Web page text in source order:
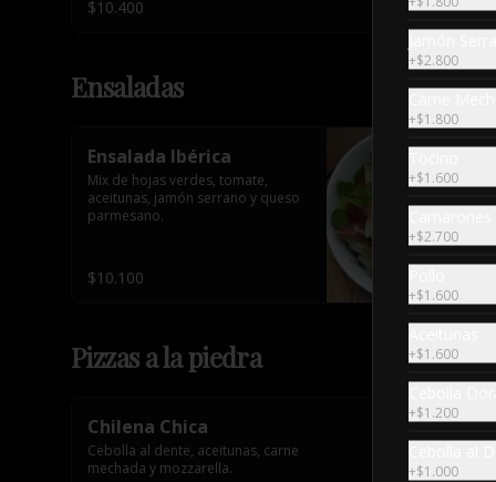
$10.400
Ensaladas
Ensalada Ibérica
Mix de hojas verdes, tomate,
aceitunas, jamón serrano y queso
parmesano.
$10.100
Pizzas a la piedra
Chilena Chica
Cebolla al dente, aceitunas, carne
mechada y mozzarella.
+$2.800
+$1.800
+$1.600
+$2.700
+$1.600
+$1.600
+$1.200
+$1.000